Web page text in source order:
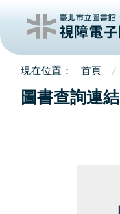
首頁
圖書查詢連結